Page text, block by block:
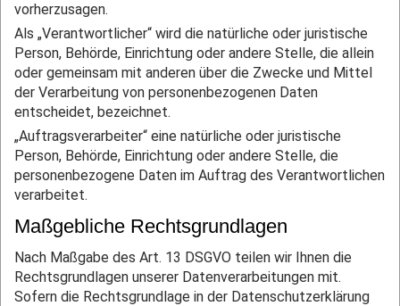
vorherzusagen.
Als „Verantwortlicher“ wird die natürliche oder juristische
Person, Behörde, Einrichtung oder andere Stelle, die allein
oder gemeinsam mit anderen über die Zwecke und Mittel
der Verarbeitung von personenbezogenen Daten
entscheidet, bezeichnet.
„Auftragsverarbeiter“ eine natürliche oder juristische
Person, Behörde, Einrichtung oder andere Stelle, die
personenbezogene Daten im Auftrag des Verantwortlichen
verarbeitet.
Maßgebliche Rechtsgrundlagen
Nach Maßgabe des Art. 13 DSGVO teilen wir Ihnen die
Rechtsgrundlagen unserer Datenverarbeitungen mit.
Sofern die Rechtsgrundlage in der Datenschutzerklärung